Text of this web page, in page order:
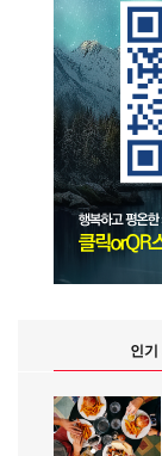
인기